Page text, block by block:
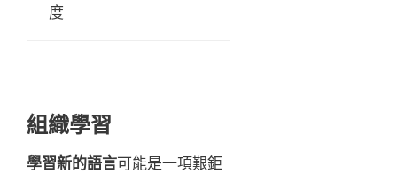
度
組織學習
學習新的語言可能是一項艱鉅